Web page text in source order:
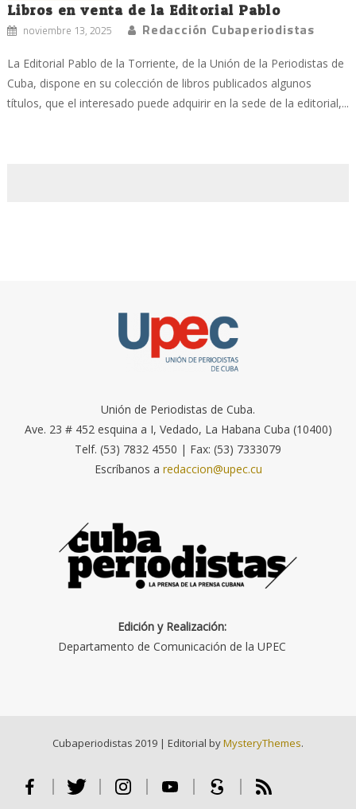
Libros en venta de la Editorial Pablo
noviembre 13, 2025 Redacción Cubaperiodistas
La Editorial Pablo de la Torriente, de la Unión de la Periodistas de
Cuba, dispone en su colección de libros publicados algunos
títulos, que el interesado puede adquirir en la sede de la editorial,...
Unión de Periodistas de Cuba.
Ave. 23 # 452 esquina a I, Vedado, La Habana Cuba (10400)
Telf. (53) 7832 4550 | Fax: (53) 7333079
Escríbanos a redaccion@upec.cu
Edición y Realización:
Departamento de Comunicación de la UPEC
Cubaperiodistas 2019 | Editorial byMysteryThemes.
Facebook Twitter Instagram Youtube Scribd RSS